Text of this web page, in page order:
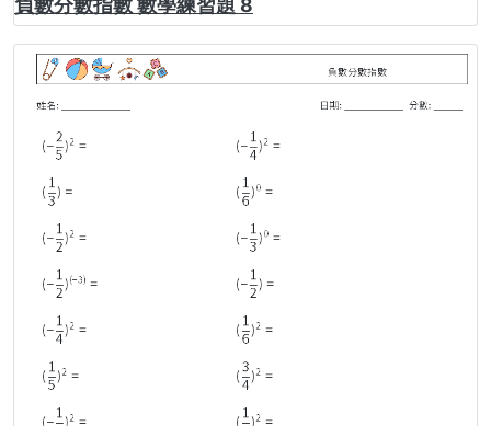
負數分數指數 數學練習題 8